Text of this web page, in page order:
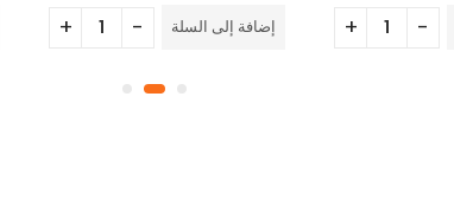
من
5إضافة إلى السلة